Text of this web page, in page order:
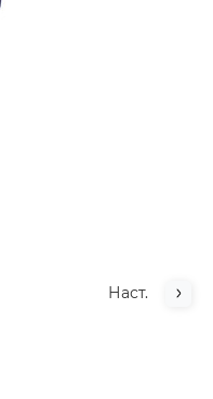
Наст.